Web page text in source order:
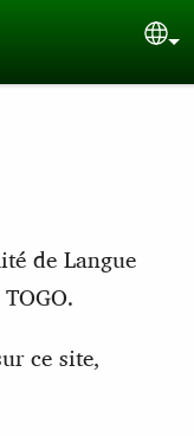
de Langue
ce site,